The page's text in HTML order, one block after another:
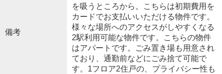
備考
を吸うところから。こちらは初期費用を
カードでお支払いいただける物件です。
様々な場所へのアクセスがしやすくなる
2駅利用可能な物件です。こちらの物件
はアパートです。ごみ置き場も用意され
ており、通勤前などにごみ捨て可能で
す。1フロア2住戸の、プライバシー性も